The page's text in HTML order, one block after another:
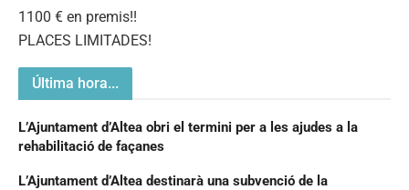
1100 € en premis!!
PLACES LIMITADES!
Última hora...
L’Ajuntament d’Altea obri el termini per a les ajudes a la
rehabilitació de façanes
L’Ajuntament d’Altea destinarà una subvenció de la